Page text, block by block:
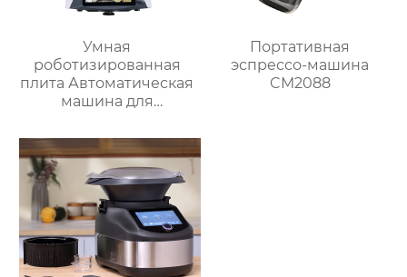
Умная
роботизированная
плита Автоматическая
машина для
Интеллектуальный
Робот для
приготовления пищи
для дома
Портативная
эспрессо-машина
CM2088